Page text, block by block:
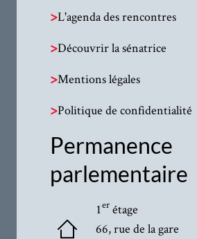
>L'agenda des rencontres
>Découvrir la sénatrice
>Mentions légales
>Politique de confidentialité
Permanence
parlementaire
1erétage
66, rue de la gare